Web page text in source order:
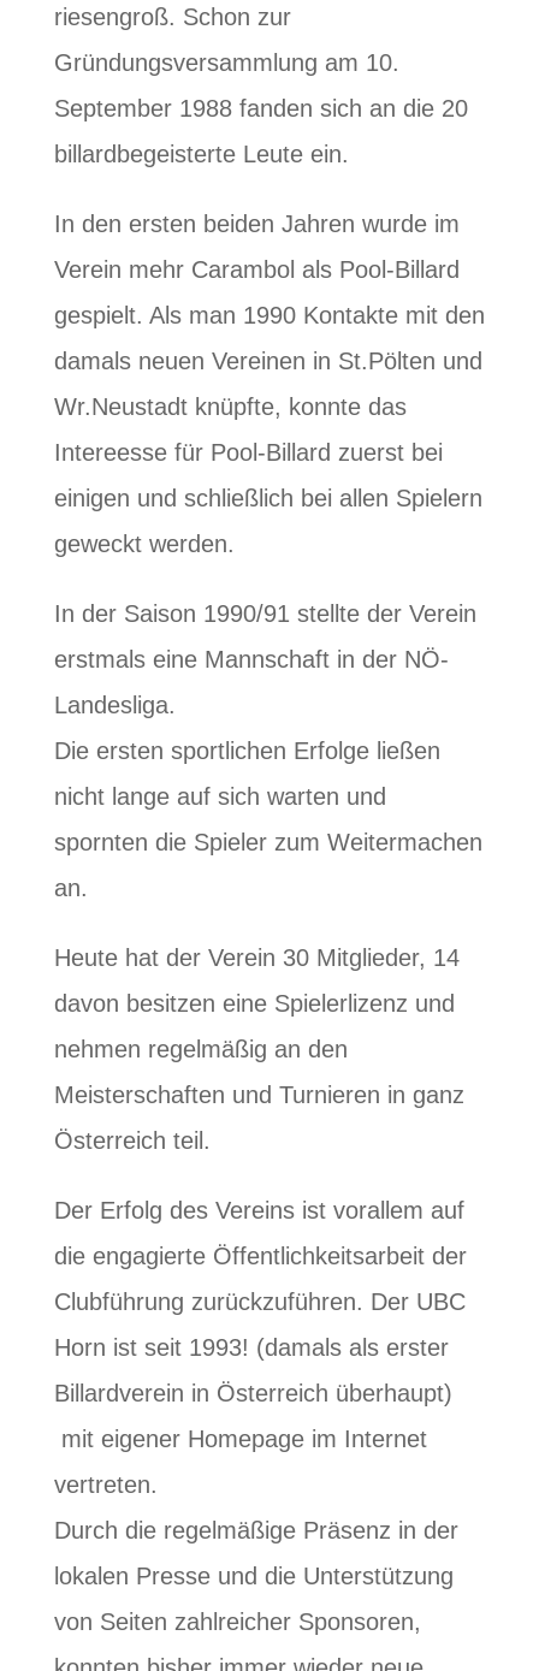
riesengroß. Schon zur
Gründungsversammlung am 10.
September 1988 fanden sich an die 20
billardbegeisterte Leute ein.
In den ersten beiden Jahren wurde im
Verein mehr Carambol als Pool-Billard
gespielt. Als man 1990 Kontakte mit den
damals neuen Vereinen in St.Pölten und
Wr.Neustadt knüpfte, konnte das
Intereesse für Pool-Billard zuerst bei
einigen und schließlich bei allen Spielern
geweckt werden.
In der Saison 1990/91 stellte der Verein
erstmals eine Mannschaft in der NÖ-
Landesliga.
Die ersten sportlichen Erfolge ließen
nicht lange auf sich warten und
spornten die Spieler zum Weitermachen
an.
Heute hat der Verein 30 Mitglieder, 14
davon besitzen eine Spielerlizenz und
nehmen regelmäßig an den
Meisterschaften und Turnieren in ganz
Österreich teil.
Der Erfolg des Vereins ist vorallem auf
die engagierte Öffentlichkeitsarbeit der
Clubführung zurückzuführen. Der UBC
Horn ist seit 1993! (damals als erster
Billardverein in Österreich überhaupt)
mit eigener Homepage im Internet
vertreten.
Durch die regelmäßige Präsenz in der
lokalen Presse und die Unterstützung
von Seiten zahlreicher Sponsoren,